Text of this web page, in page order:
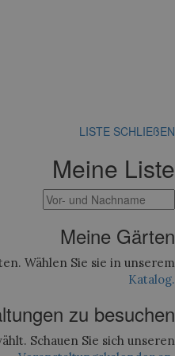
LISTE SCHLIEßEN
Meine Liste
Meine Gärten
Wählen Sie sie in unserem
Katalog.
zu besuchen
Schauen Sie sich unseren